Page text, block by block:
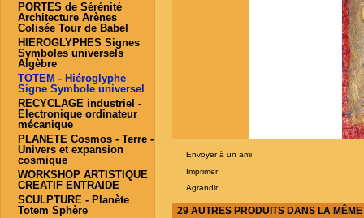
PORTES de Sérénité
Architecture Arènes
Colisée Tour de Babel
HIEROGLYPHES Signes
Symboles universels
Algèbre
TOTEM - Hiéroglyphe
Signe Symbole universel
RECYCLAGE industriel -
Electronique ordinateur
mécanique
PLANETE Cosmos - Terre -
Univers et expansion
cosmique
WORKSHOP ARTISTIQUE
CREATIF ENTRAIDE
SCULPTURE - Planète
Totem Sphère
Envoyer à un ami
Imprimer
Agrandir
29 AUTRES PRODUITS DANS LA